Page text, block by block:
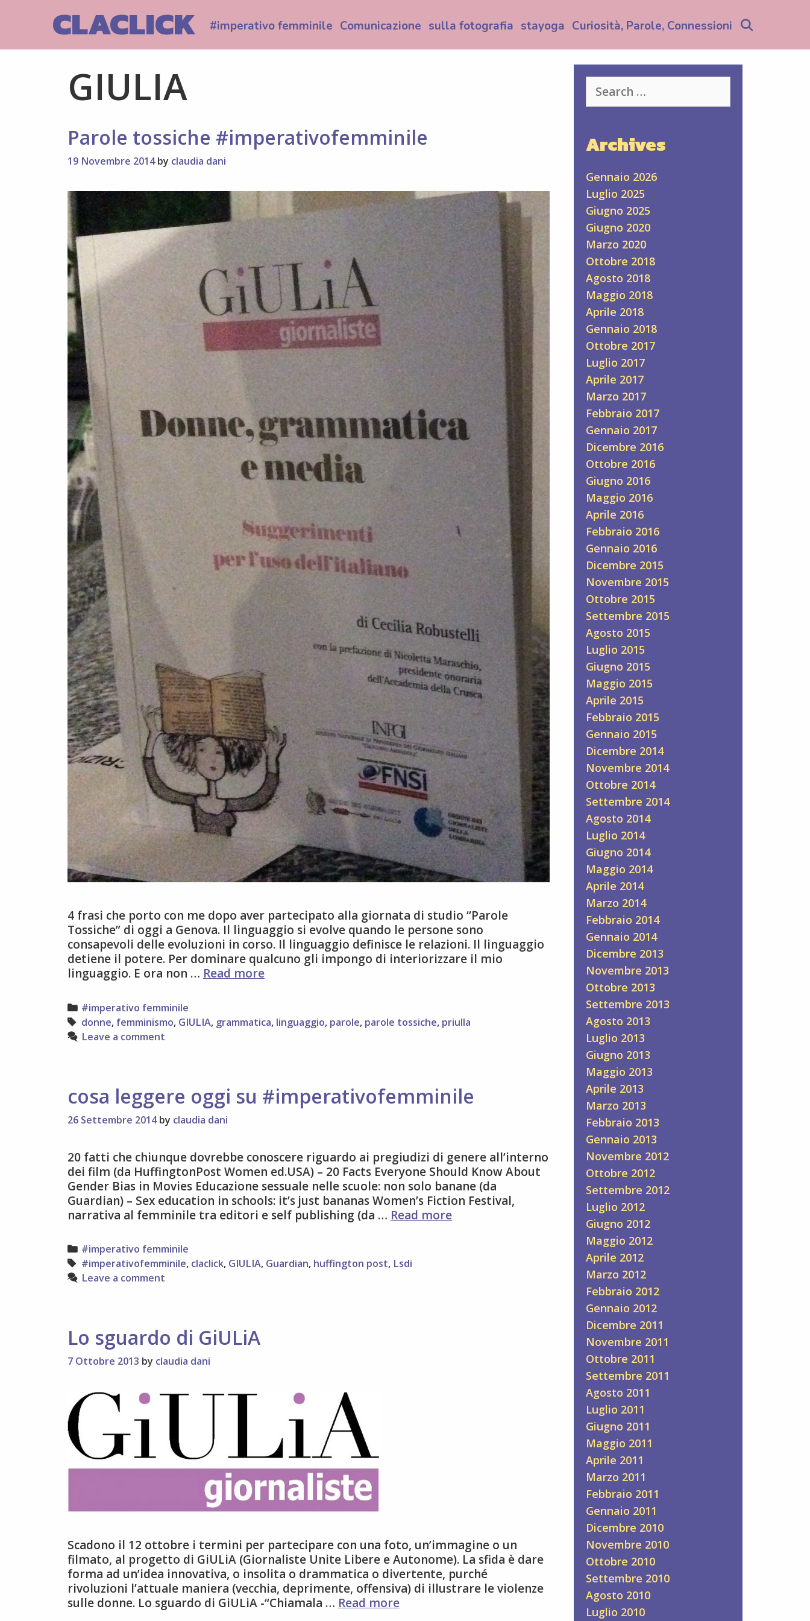
CLACLICK #imperativo femminile Comunicazione sulla fotografia stayoga Curiosità, Parole, Connessioni
GIULIA
Parole tossiche #imperativofemminile
19 Novembre 2014 by claudia dani
4 frasi che porto con me dopo aver partecipato alla giornata di studio “Parole
Tossiche” di oggi a Genova. Il linguaggio si evolve quando le persone sono
consapevoli delle evoluzioni in corso. Il linguaggio definisce le relazioni. Il linguaggio
detiene il potere. Per dominare qualcuno gli impongo di interiorizzare il mio
linguaggio. E ora non … Read moreParole
Categories
#imperativo femminile
Tags
donne, femminismo, GIULIA, grammatica, linguaggio, parole, parole tossiche, priulla
Leave a comment
cosa leggere oggi su #imperativofemminile
26 Settembre 2014 by claudia dani
20 fatti che chiunque dovrebbe conoscere riguardo ai pregiudizi di genere all’interno
dei film (da HuffingtonPost Women ed.USA) – 20 Facts Everyone Should Know About
Gender Bias in Movies Educazione sessuale nelle scuole: non solo banane (da
Guardian) – Sex education in schools: it’s just bananas Women’s Fiction Festival,
narrativa al femminile tra editori e self publishing (da … Read morecosa
Categories
#imperativo femminile
Tags
#imperativofemminile, claclick, GIULIA, Guardian, huffington post, Lsdi
Leave a comment
Lo sguardo di GiULiA
7 Ottobre 2013 by claudia dani
Scadono il 12 ottobre i termini per partecipare con una foto, un’immagine o un
filmato, al progetto di GiULiA (Giornaliste Unite Libere e Autonome). La sfida è dare
forma ad un’idea innovativa, o insolita o drammatica o divertente, purché
rivoluzioni l’attuale maniera (vecchia, deprimente, offensiva) di illustrare le violenze
sulle donne. Lo sguardo di GiULiA -“Chiamala … Read moreLo
for:
Archives
Gennaio 2026
Luglio 2025
Giugno 2025
Giugno 2020
Marzo 2020
Ottobre 2018
Agosto 2018
Maggio 2018
Aprile 2018
Gennaio 2018
Ottobre 2017
Luglio 2017
Aprile 2017
Marzo 2017
Febbraio 2017
Gennaio 2017
Dicembre 2016
Ottobre 2016
Giugno 2016
Maggio 2016
Aprile 2016
Febbraio 2016
Gennaio 2016
Dicembre 2015
Novembre 2015
Ottobre 2015
Settembre 2015
Agosto 2015
Luglio 2015
Giugno 2015
Maggio 2015
Aprile 2015
Febbraio 2015
Gennaio 2015
Dicembre 2014
Novembre 2014
Ottobre 2014
Settembre 2014
Agosto 2014
Luglio 2014
Giugno 2014
Maggio 2014
Aprile 2014
Marzo 2014
Febbraio 2014
Gennaio 2014
Dicembre 2013
Novembre 2013
Ottobre 2013
Settembre 2013
Agosto 2013
Luglio 2013
Giugno 2013
Maggio 2013
Aprile 2013
Marzo 2013
Febbraio 2013
Gennaio 2013
Novembre 2012
Ottobre 2012
Settembre 2012
Luglio 2012
Giugno 2012
Maggio 2012
Aprile 2012
Marzo 2012
Febbraio 2012
Gennaio 2012
Dicembre 2011
Novembre 2011
Ottobre 2011
Settembre 2011
Agosto 2011
Luglio 2011
Giugno 2011
Maggio 2011
Aprile 2011
Marzo 2011
Febbraio 2011
Gennaio 2011
Dicembre 2010
Novembre 2010
Ottobre 2010
Settembre 2010
Agosto 2010
Luglio 2010